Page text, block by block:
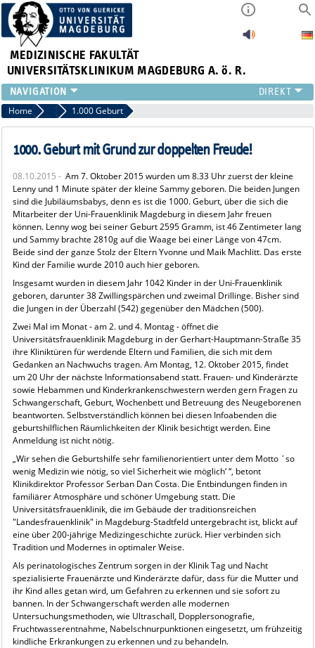
MEDIZINISCHE FAKULTÄT
UNIVERSITÄTSKLINIKUM MAGDEBURG A. ö. R.
INSTITUTE
KLINIKEN
ZENTRALE EINRICHTUNGEN
PRESSE
ÜBER UNS
INTERNATIONAL
INTRANET
Home Archiv 2015
1.000 Geburt
1000. Geburt mit Grund zur doppelten Freude!
08.10.2015 - Am 7. Oktober 2015 wurden um 8.33 Uhr zuerst der kleine
Lenny und 1 Minute später der kleine Sammy geboren. Die beiden Jungen
sind die Jubiläumsbabys, denn es ist die 1000. Geburt, über die sich die
Mitarbeiter der Uni-Frauenklinik Magdeburg in diesem Jahr freuen
können. Lenny wog bei seiner Geburt 2595 Gramm, ist 46 Zentimeter lang
und Sammy brachte 2810g auf die Waage bei einer Länge von 47cm.
Beide sind der ganze Stolz der Eltern Yvonne und Maik Machlitt. Das erste
Kind der Familie wurde 2010 auch hier geboren.
Insgesamt wurden in diesem Jahr 1042 Kinder in der Uni-Frauenklinik
geboren, darunter 38 Zwillingspärchen und zweimal Drillinge. Bisher sind
die Jungen in der Überzahl (542) gegenüber den Mädchen (500).
Zwei Mal im Monat - am 2. und 4. Montag - öffnet die
Universitätsfrauenklinik Magdeburg in der Gerhart-Hauptmann-Straße 35
ihre Kliniktüren für werdende Eltern und Familien, die sich mit dem
Gedanken an Nachwuchs tragen. Am Montag, 12. Oktober 2015, findet
um 20 Uhr der nächste Informationsabend statt. Frauen- und Kinderärzte
sowie Hebammen und Kinderkrankenschwestern werden gern Fragen zu
Schwangerschaft, Geburt, Wochenbett und Betreuung des Neugeborenen
beantworten. Selbstverständlich können bei diesen Infoabenden die
geburtshilflichen Räumlichkeiten der Klinik besichtigt werden. Eine
Anmeldung ist nicht nötig.
„Wir sehen die Geburtshilfe sehr familienorientiert unter dem Motto ´so
wenig Medizin wie nötig, so viel Sicherheit wie möglich‘ “, betont
Klinikdirektor Professor Serban Dan Costa. Die Entbindungen finden in
familiärer Atmosphäre und schöner Umgebung statt. Die
Universitätsfrauenklinik, die im Gebäude der traditionsreichen
"Landesfrauenklinik" in Magdeburg-Stadtfeld untergebracht ist, blickt auf
eine über 200-jährige Medizingeschichte zurück. Hier verbinden sich
Tradition und Modernes in optimaler Weise.
Als perinatologisches Zentrum sorgen in der Klinik Tag und Nacht
spezialisierte Frauenärzte und Kinderärzte dafür, dass für die Mutter und
ihr Kind alles getan wird, um Gefahren zu erkennen und sie sofort zu
bannen. In der Schwangerschaft werden alle modernen
Untersuchungsmethoden, wie Ultraschall, Dopplersonografie,
Fruchtwasserentnahme, Nabelschnurpunktionen eingesetzt, um frühzeitig
kindliche Erkrankungen zu erkennen und zu behandeln.